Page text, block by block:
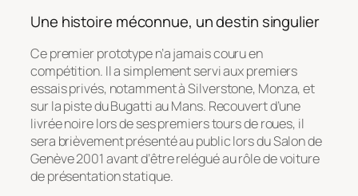
Une histoire méconnue, un destin singulier
Ce premier prototype n’a jamais couru en
compétition. Il a simplement servi aux premiers
essais privés, notamment à Silverstone, Monza, et
sur la piste du Bugatti au Mans. Recouvert d’une
livrée noire lors de ses premiers tours de roues, il
sera brièvement présenté au public lors du Salon de
Genève 2001 avant d’être relégué au rôle de voiture
de présentation statique.